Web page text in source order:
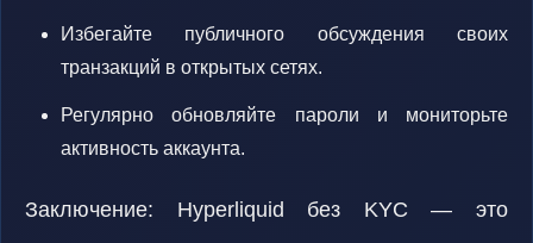
Избегайте публичного обсуждения своих
транзакций в открытых сетях.
Регулярно обновляйте пароли и мониторьте
активность аккаунта.
Заключение: Hyperliquid без KYC — это